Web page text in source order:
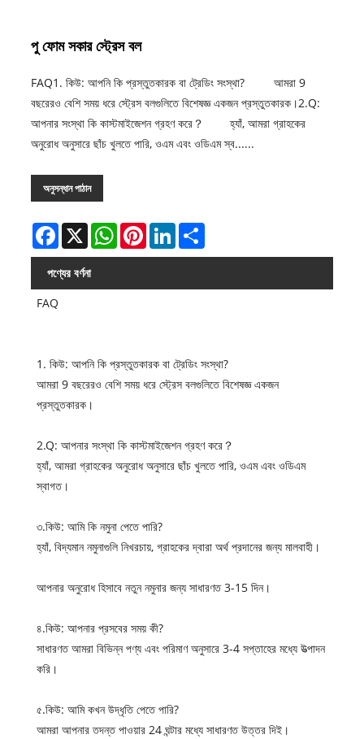
পু ফোম সকার স্ট্রেস বল
FAQ1. কিউ: আপনি কি প্রস্তুতকারক বা ট্রেডিং সংস্থা? আমরা 9 ​​
বছরেরও বেশি সময় ধরে স্ট্রেস বলগুলিতে বিশেষজ্ঞ একজন প্রস্তুতকারক।2.Q:
আপনার সংস্থা কি কাস্টমাইজেশন গ্রহণ করে？ হ্যাঁ, আমরা গ্রাহকের
অনুরোধ অনুসারে ছাঁচ খুলতে পারি, ওএম এবং ওডিএম স্ব......
অনুসন্ধান পাঠান
Facebook
X WhatsAppPinterestLinkedInShare
পণ্যের বর্ণনা
FAQ
1. কিউ: আপনি কি প্রস্তুতকারক বা ট্রেডিং সংস্থা?
আমরা 9 ​​বছরেরও বেশি সময় ধরে স্ট্রেস বলগুলিতে বিশেষজ্ঞ একজন
প্রস্তুতকারক।
2.Q: আপনার সংস্থা কি কাস্টমাইজেশন গ্রহণ করে？
হ্যাঁ, আমরা গ্রাহকের অনুরোধ অনুসারে ছাঁচ খুলতে পারি, ওএম এবং ওডিএম
স্বাগত।
৩.কিউ: আমি কি নমুনা পেতে পারি?
হ্যাঁ, বিদ্যমান নমুনাগুলি নিখরচায়, গ্রাহকের দ্বারা অর্থ প্রদানের জন্য মালবাহী।
আপনার অনুরোধ হিসাবে নতুন নমুনার জন্য সাধারণত 3-15 দিন।
৪.কিউ: আপনার প্রসবের সময় কী?
সাধারণত আমরা বিভিন্ন পণ্য এবং পরিমাণ অনুসারে 3-4 সপ্তাহের মধ্যে উত্পাদন
করি।
৫.কিউ: আমি কখন উদ্ধৃতি পেতে পারি?
আমরা আপনার তদন্ত পাওয়ার 24 ঘন্টার মধ্যে সাধারণত উত্তর দিই।